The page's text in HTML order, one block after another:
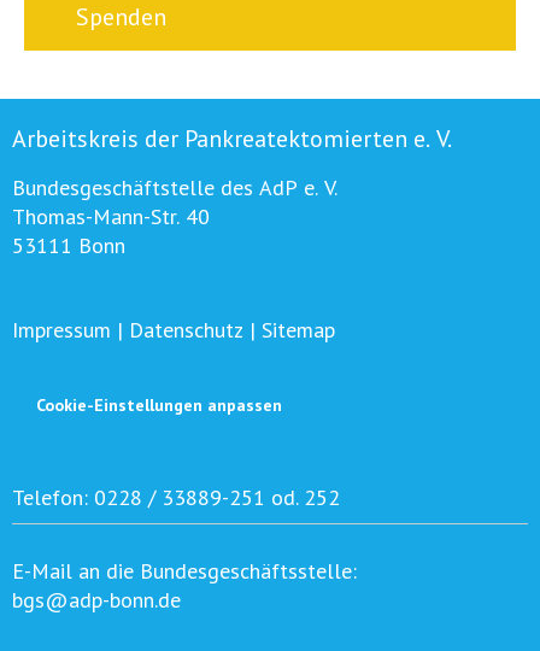
Spenden
Arbeitskreis der Pankreatektomierten e. V.
Bundesgeschäftstelle des AdP e. V.
Thomas-Mann-Str. 40
53111 Bonn
Impressum | Datenschutz | Sitemap
Cookie-Einstellungen anpassen
Telefon: 0228 / 33889-251 od. 252
E-Mail an die Bundesgeschäftsstelle:
bgs@adp-bonn.de